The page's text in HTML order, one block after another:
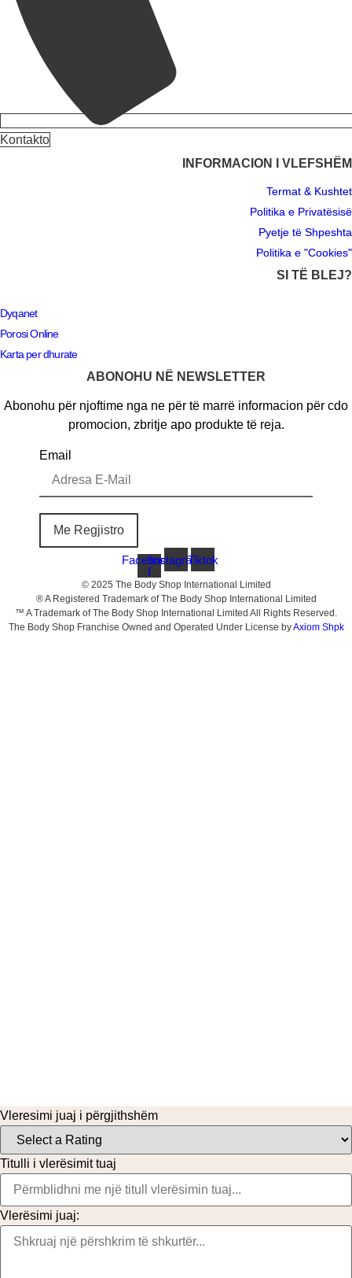
Kontakto
INFORMACION I VLEFSHËM
Termat & Kushtet
Politika e Privatësisë
Pyetje të Shpeshta
Politika e "Cookies"
SI TË BLEJ?
Dyqanet
Porosi Online
Karta per dhurate
ABONOHU NË NEWSLETTER
Abonohu për njoftime nga ne për të marrë informacion për cdo
promocion, zbritje apo produkte të reja.
Email
Me Regjistro
Facebook-
f
InstagramTiktok
© 2025 The Body Shop International Limited
® A Registered Trademark of The Body Shop International Limited
™ A Trademark of The Body Shop International Limited All Rights Reserved.
The Body Shop Franchise Owned and Operated Under License byAxiom Shpk
Vleresimi juaj i përgjithshëm
Titulli i vlerësimit tuaj
Vlerësimi juaj: